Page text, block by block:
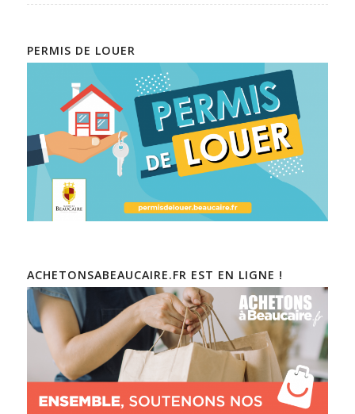
PERMIS DE LOUER
ACHETONSABEAUCAIRE.FR EST EN LIGNE !